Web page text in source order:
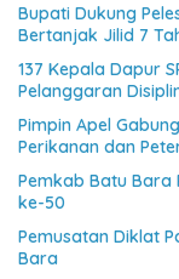
Bupati Dukung
Bertanjak Jilid 7
137 Kepala Dapur
Pelanggaran
Pimpin Apel
Perikanan dan
Pemkab Batu Bara
ke-50
Pemusatan Diklat
Bara